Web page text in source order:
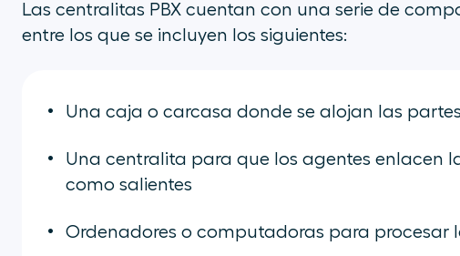
Las centralitas PBX cuentan con una serie de
entre los que se incluyen los siguientes:
Una caja o carcasa donde se alojan las
Una centralita para que los agentes enlacen
como salientes
Ordenadores o computadoras para procesar